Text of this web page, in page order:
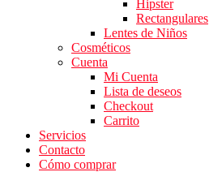
Hipster
Rectangulares
Lentes de Niños
Cosméticos
Cuenta
Mi Cuenta
Lista de deseos
Checkout
Carrito
Servicios
Contacto
Cómo comprar